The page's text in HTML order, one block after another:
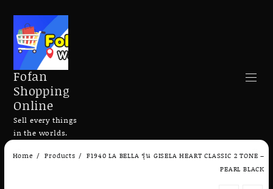
Skip
Fofan
Shopping
Online
Sell every things
in the worlds.
Search
Home Products
F1940 LA BELLA รุ่น GISELA HEART CLASSIC 2 TONE –
PEARL BLACK